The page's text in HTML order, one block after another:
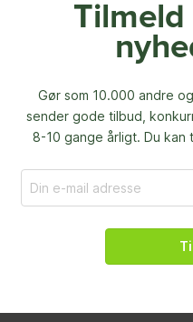
Tilmeld
Gør som 10.000 andre
sender gode tilbud,
8-10 gange årligt. Du kan